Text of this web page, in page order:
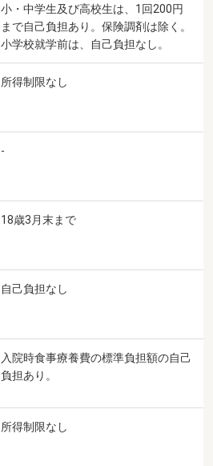
小・中学生及び高校生は、1回200円
まで自己負担あり。保険調剤は除く。
小学校就学前は、自己負担なし。
所得制限なし
-
18歳3月末まで
自己負担なし
入院時食事療養費の標準負担額の自己
負担あり。
所得制限なし